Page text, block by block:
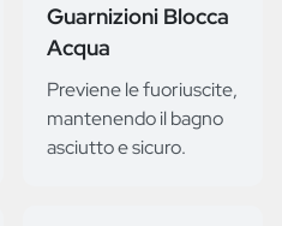
Guarnizioni Blocca
Acqua
Previene le fuoriuscite,
mantenendo il bagno
asciutto e sicuro.